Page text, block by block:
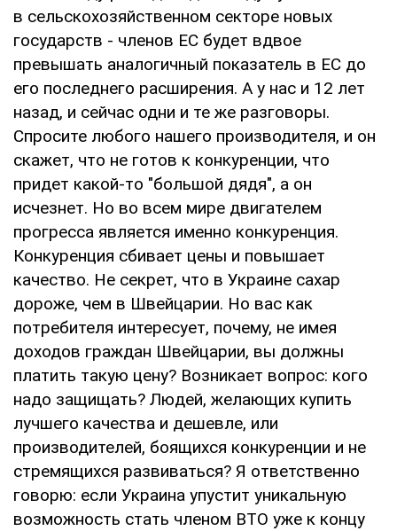
в сельскохозяйственном секторе новых
государств - членов ЕС будет вдвое
превышать аналогичный показатель в ЕС до
его последнего расширения. А у нас и 12 лет
назад, и сейчас одни и те же разговоры.
Спросите любого нашего производителя, и он
скажет, что не готов к конкуренции, что
придет какой-то "большой дядя", а он
исчезнет. Но во всем мире двигателем
прогресса является именно конкуренция.
Конкуренция сбивает цены и повышает
качество. Не секрет, что в Украине сахар
дороже, чем в Швейцарии. Но вас как
потребителя интересует, почему, не имея
доходов граждан Швейцарии, вы должны
платить такую цену? Возникает вопрос: кого
надо защищать? Людей, желающих купить
лучшего качества и дешевле, или
производителей, боящихся конкуренции и не
стремящихся развиваться? Я ответственно
говорю: если Украина упустит уникальную
возможность стать членом ВТО уже к концу